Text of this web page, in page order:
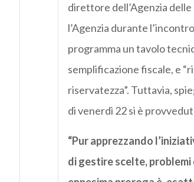
direttore dell’Agenzia
l’Agenzia durante
programma un tavolo
semplificazione fiscale, e
riservatezza”. Tuttavia,
di venerdì 22 si è
“Pur apprezzando
di gestire scelte,